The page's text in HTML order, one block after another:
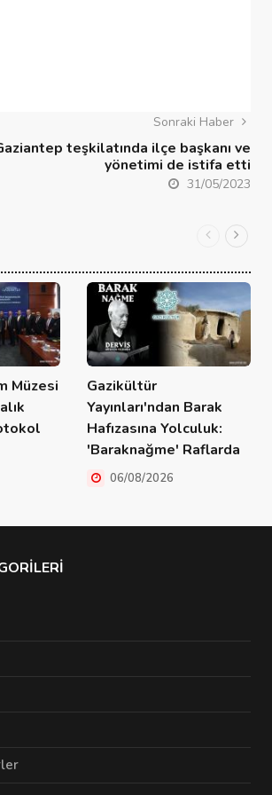
Sonraki Haber
teşkilatında ilçe başkanı ve
yönetimi de istifa etti
31/05/2023
Müzesi
Gazikültür
Yayınları'ndan Barak
Hafızasına Yolculuk:
'Baraknağme' Raflarda
06/08/2026